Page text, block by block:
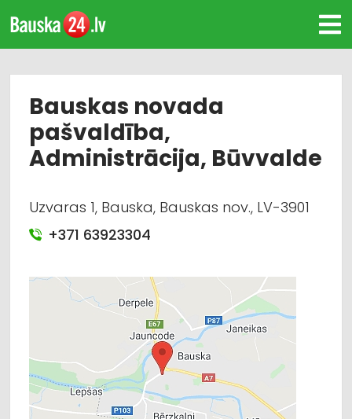
Bauskas novada
pašvaldība,
Administrācija, Būvvalde
Uzvaras 1, Bauska, Bauskas nov., LV-3901
+371 63923304